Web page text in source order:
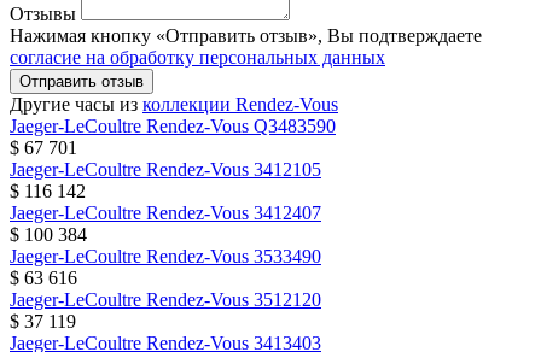
Отзывы
Нажимая кнопку «Отправить отзыв», Вы подтверждаете
согласие на обработку персональных данных
Отправить отзыв
Другие часы из коллекции Rendez-Vous
Jaeger-LeCoultre Rendez-Vous Q3483590
$ 67 701
Jaeger-LeCoultre Rendez-Vous 3412105
$ 116 142
Jaeger-LeCoultre Rendez-Vous 3412407
$ 100 384
Jaeger-LeCoultre Rendez-Vous 3533490
$ 63 616
Jaeger-LeCoultre Rendez-Vous 3512120
$ 37 119
Jaeger-LeCoultre Rendez-Vous 3413403